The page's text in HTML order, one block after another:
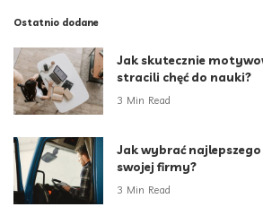
Ostatnio dodane
Jak skutecznie
stracili chęć do nauki?
3 Min Read
Jak wybrać
swojej firmy?
3 Min Read